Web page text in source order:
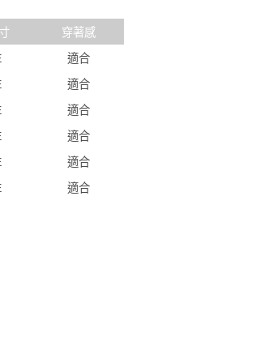
穿著感
適合
適合
適合
適合
適合
適合